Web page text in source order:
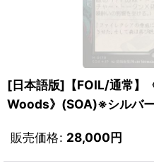
[日本語版]【FOIL/通常】
Woods》(SOA)※シルバ
販売価格: 28,000円